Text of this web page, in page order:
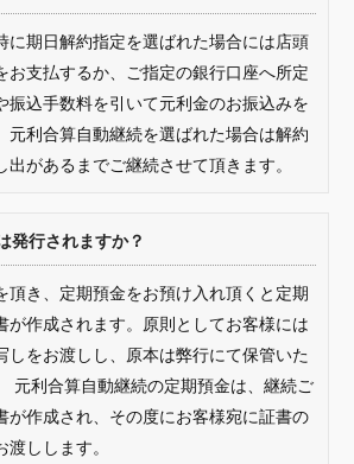
に期日解約指定を選ばれた場合には店頭
お支払するか、ご指定の銀行口座へ所定
振込手数料を引いて元利金のお振込みを
元利合算自動継続を選ばれた場合は解約
出があるまでご継続させて頂きます。
発行されますか？
頂き、定期預金をお預け入れ頂くと定期
が作成されます。原則としてお客様には
しをお渡しし、原本は弊行にて保管いた
元利合算自動継続の定期預金は、継続ご
が作成され、その度にお客様宛に証書の
渡しします。